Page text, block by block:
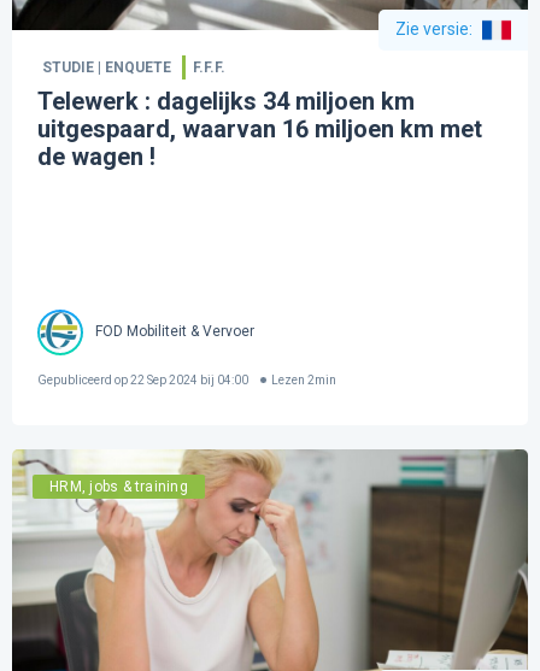
Zie versie:
STUDIE | ENQUETE F.F.F.
Telewerk : dagelijks 34 miljoen km
uitgespaard, waarvan 16 miljoen km met
de wagen !
FOD Mobiliteit & Vervoer
Gepubliceerd op22 Sep 2024 bij 04:00 Lezen 2min
HRM, jobs & training